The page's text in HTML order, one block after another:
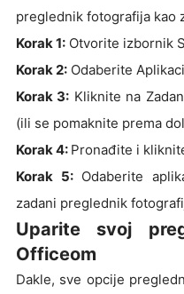
preglednik fotografija kao
Korak 1: Otvorite izbornik
Korak 2: Odaberite
Korak 3: Kliknite na
(ili se pomaknite prema
Korak 4: Pronađite i
Korak 5:Odaberite
zadani preglednik
Uparite svoj
Officeom
Dakle, sve opcije